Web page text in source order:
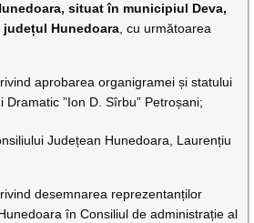
situat în municipiul Deva,
județul Hunedoara , cu următoarea
aprobarea organigramei și statului
Dramatic ”Ion D. Sîrbu” Petroșani;
Județean Hunedoara, Laurențiu
desemnarea reprezentanților
în Consiliul de administrație al